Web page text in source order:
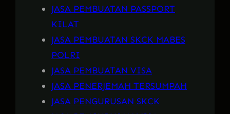
JASA PEMBUATAN PASSPORT
KILAT
JASA PEMBUATAN SKCK MABES
POLRI
JASA PEMBUATAN VISA
JASA PENERJEMAH TERSUMPAH
JASA PENGURUSAN SKCK